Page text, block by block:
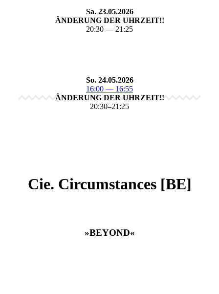
Sa. 23.05.2026
ÄNDERUNG DER UHRZEIT!!
20:30 — 21:25
So. 24.05.2026
16:00 — 16:55
ÄNDERUNG DER UHRZEIT!!
20:30–21:25
Cie. Circumstances [BE]
»BEYOND«